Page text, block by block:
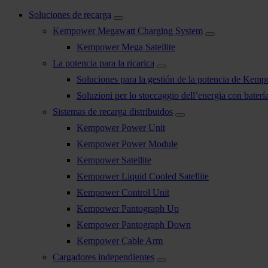
Soluciones de recarga
Kempower Megawatt Charging System
Kempower Mega Satellite
La potencia para la ricarica
Soluciones para la gestión de la potencia de
Soluzioni per lo stoccaggio dell’energia con
Sistemas de recarga distribuidos
Kempower Power Unit
Kempower Power Module
Kempower Satellite
Kempower Liquid Cooled Satellite
Kempower Control Unit
Kempower Pantograph Up
Kempower Pantograph Down
Kempower Cable Arm
Cargadores independientes